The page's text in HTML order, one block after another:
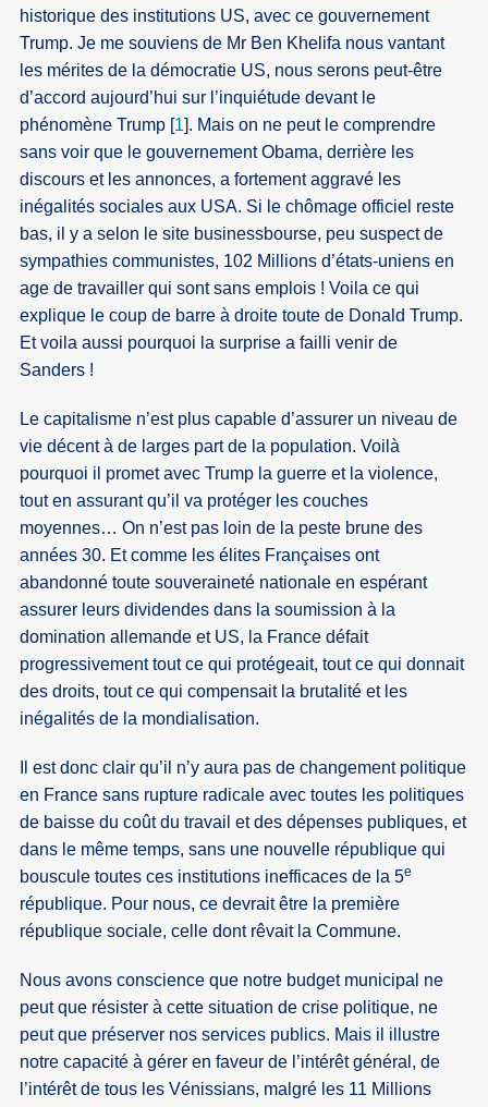
historique des institutions US, avec ce gouvernement
Trump. Je me souviens de Mr Ben Khelifa nous vantant
les mérites de la démocratie US, nous serons peut-être
d’accord aujourd’hui sur l’inquiétude devant le
phénomène Trump [1]. Mais on ne peut le comprendre
sans voir que le gouvernement Obama, derrière les
discours et les annonces, a fortement aggravé les
inégalités sociales aux USA. Si le chômage officiel reste
bas, il y a selon le site businessbourse, peu suspect de
sympathies communistes, 102 Millions d’états-uniens en
age de travailler qui sont sans emplois ! Voila ce qui
explique le coup de barre à droite toute de Donald Trump.
Et voila aussi pourquoi la surprise a failli venir de
Sanders !
Le capitalisme n’est plus capable d’assurer un niveau de
vie décent à de larges part de la population. Voilà
pourquoi il promet avec Trump la guerre et la violence,
tout en assurant qu’il va protéger les couches
moyennes… On n’est pas loin de la peste brune des
années 30. Et comme les élites Françaises ont
abandonné toute souveraineté nationale en espérant
assurer leurs dividendes dans la soumission à la
domination allemande et US, la France défait
progressivement tout ce qui protégeait, tout ce qui donnait
des droits, tout ce qui compensait la brutalité et les
inégalités de la mondialisation.
Il est donc clair qu’il n’y aura pas de changement politique
en France sans rupture radicale avec toutes les politiques
de baisse du coût du travail et des dépenses publiques, et
dans le même temps, sans une nouvelle république qui
bouscule toutes ces institutions inefficaces de la 5e
république. Pour nous, ce devrait être la première
république sociale, celle dont rêvait la Commune.
Nous avons conscience que notre budget municipal ne
peut que résister à cette situation de crise politique, ne
peut que préserver nos services publics. Mais il illustre
notre capacité à gérer en faveur de l’intérêt général, de
l’intérêt de tous les Vénissians, malgré les 11 Millions